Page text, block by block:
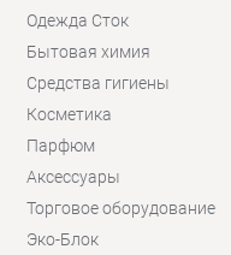
Одежда Сток
Бытовая химия
Средства гигиены
Косметика
Парфюм
Аксессуары
Торговое оборудование
Эко-Блок